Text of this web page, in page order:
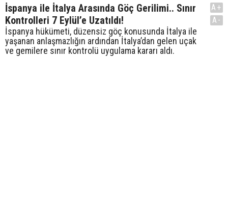
İspanya ile İtalya Arasında Göç Gerilimi.. Sınır
Kontrolleri 7 Eylül’e Uzatıldı!
İspanya hükümeti, düzensiz göç konusunda İtalya ile
yaşanan anlaşmazlığın ardından İtalya’dan gelen uçak
ve gemilere sınır kontrolü uygulama kararı aldı.
A+
A-